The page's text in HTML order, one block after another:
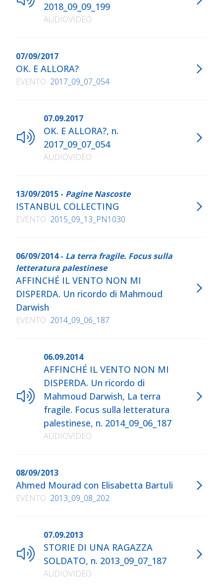
2018_09_09_199
AUDIOVIDEO
07/09/2017
OK. E ALLORA?
EVENTO 2017_09_07_054
07.09.2017
OK. E ALLORA?, n.
2017_09_07_054
AUDIOVIDEO
13/09/2015 - Pagine Nascoste
ISTANBUL COLLECTING
EVENTO 2015_09_13_PN1030
06/09/2014 - La terra fragile. Focus sulla
letteratura palestinese
AFFINCHÉ IL VENTO NON MI
DISPERDA. Un ricordo di Mahmoud
Darwish
EVENTO 2014_09_06_187
06.09.2014
AFFINCHÉ IL VENTO NON MI
DISPERDA. Un ricordo di
Mahmoud Darwish, La terra
fragile. Focus sulla letteratura
palestinese, n. 2014_09_06_187
AUDIOVIDEO
08/09/2013
Ahmed Mourad con Elisabetta Bartuli
EVENTO 2013_09_08_202
07.09.2013
STORIE DI UNA RAGAZZA
SOLDATO, n. 2013_09_07_187
AUDIOVIDEO